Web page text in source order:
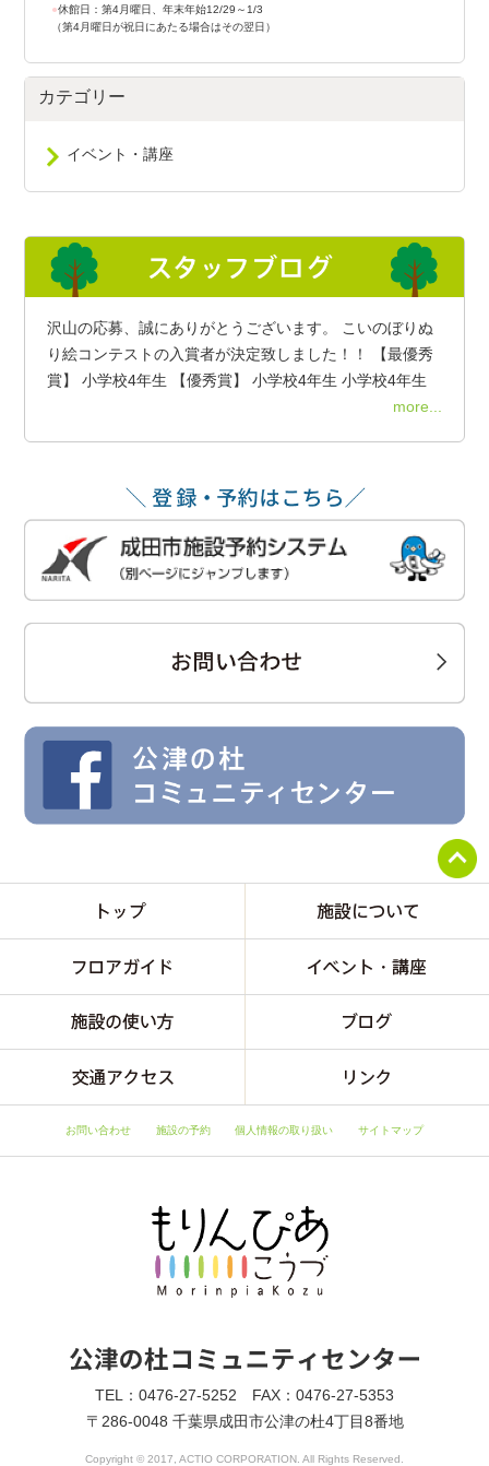
●休館日：第4月曜日、年末年始12/29～1/3
（第4月曜日が祝日にあたる場合はその翌日）
カテゴリー
イベント・講座
沢山の応募、誠にありがとうございます。 こいのぼりぬ
り絵コンテストの入賞者が決定致しました！！ 【最優秀
賞】 小学校4年生 【優秀賞】 小学校4年生 小学校4年生
more...
お問い合わせ 施設の予約 個人情報の取り扱い サイトマップ
TEL：0476-27-5252 FAX：0476-27-5353
〒286-0048 千葉県成田市公津の杜4丁目8番地
Copyright © 2017, ACTIO CORPORATION. All Rights Reserved.